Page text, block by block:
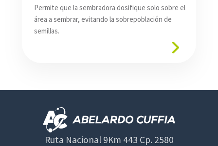
Permite que la sembradora dosifique solo sobre el
área a sembrar, evitando la sobrepoblación de
semillas.
Ruta Nacional 9Km 443 Cp. 2580